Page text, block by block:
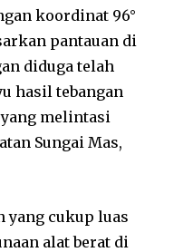
koordinat 96°
pantauan di
diduga telah
hasil tebangan
melintasi
Sungai Mas,
yang cukup luas
alat berat di